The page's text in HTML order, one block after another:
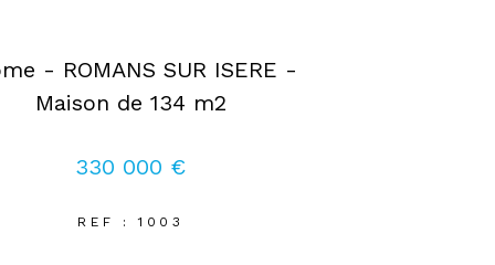
- ROMANS SUR ISERE -
Maison de 134 m2
330 000 €
REF : 1003